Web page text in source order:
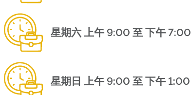
星期六 上午 9:00 至 下午 7:00
星期日 上午 9:00 至 下午 1:00